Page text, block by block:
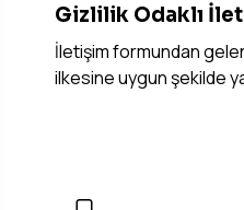
Gizlilik Odaklı
İletişim formundan
ilkesine uygun şekilde